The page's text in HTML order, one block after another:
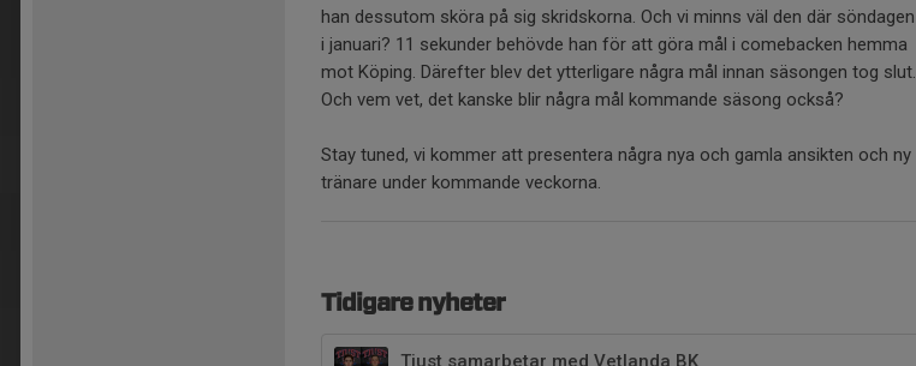
han dessutom sköra på sig skridskorna. Och vi minns väl den där söndagen
i januari? 11 sekunder behövde han för att göra mål i comebacken hemma
mot Köping. Därefter blev det ytterligare några mål innan säsongen tog slut.
Och vem vet, det kanske blir några mål kommande säsong också?
Stay tuned, vi kommer att presentera några nya och gamla ansikten och ny
tränare under kommande veckorna.
Tidigare nyheter
Tjust samarbetar med Vetlanda BK